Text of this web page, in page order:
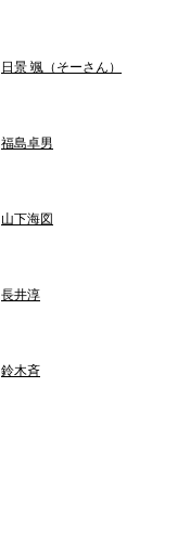
日景 颯（そーさん）
福島卓男
山下海図
長井淳
鈴木斉